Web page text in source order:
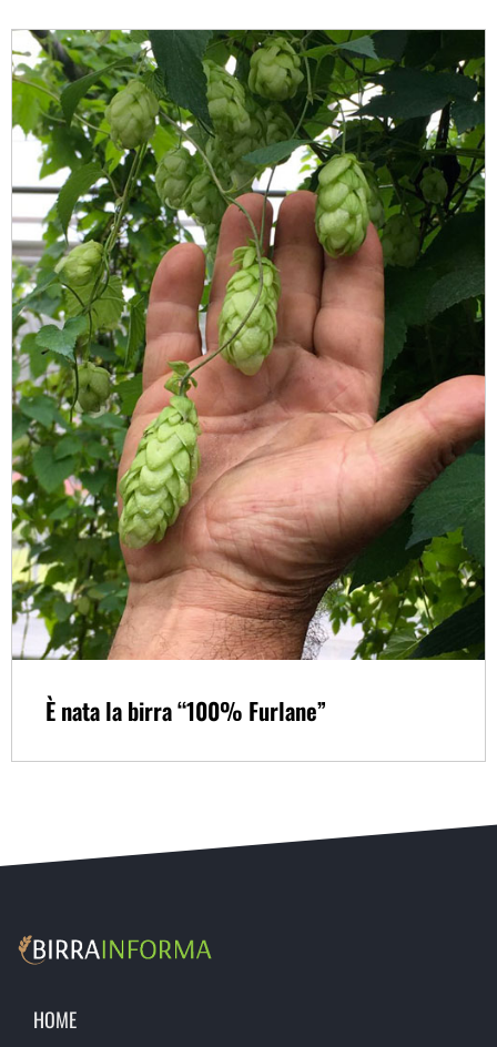
È nata la birra “100% Furlane”
HOME